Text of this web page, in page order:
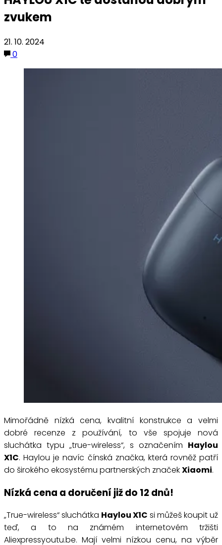
zvukem
21. 10. 2024
0
Mimořádně nízká cena, kvalitní konstrukce a velmi
dobré recenze z používání, to vše spojuje nová
sluchátka typu „true-wireless“, s označením Haylou
X1C. Haylou je navíc čínská značka, která rovněž patří
do širokého ekosystému partnerských značekXiaomi.
Nízká cena a doručení již do 12 dnů!
„True-wireless“ sluchátka Haylou X1C si můžeš koupit už
teď, a to na známém internetovém tržišti
Aliexpressyoutu.be. Mají velmi nízkou cenu, na výběr